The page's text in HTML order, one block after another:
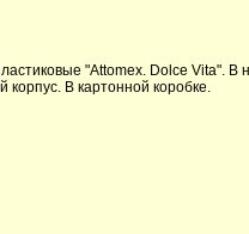
"Attomex. Dolce Vita". В
В картонной коробке.